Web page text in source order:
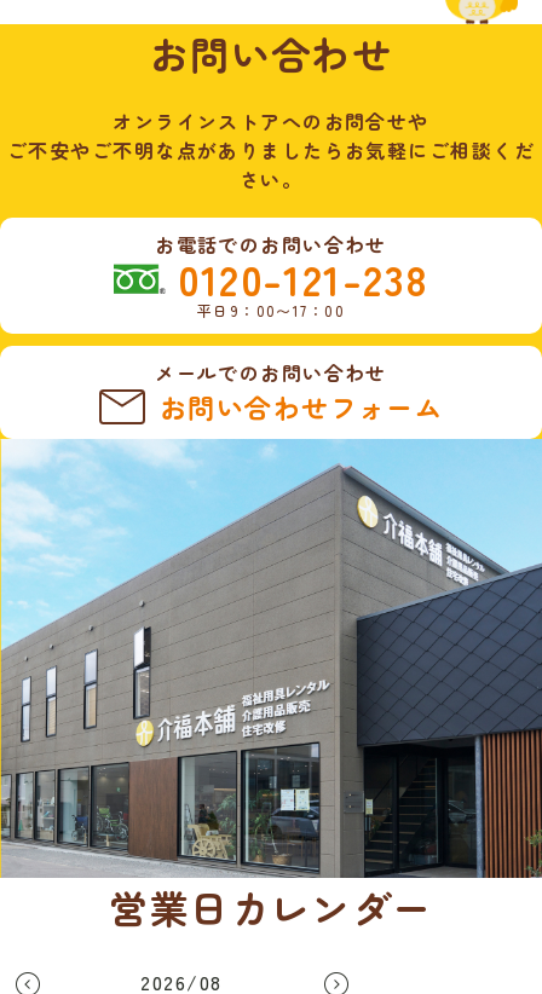
お問い合わせ
オンラインストアへのお問合せや
ご不安やご不明な点がありましたらお気軽にご相談くだ
さい。
お電話でのお問い合わせ
0120-121-238
平日9：00〜17：00
メールでのお問い合わせ
お問い合わせフォーム
営業日カレンダー
2026/08